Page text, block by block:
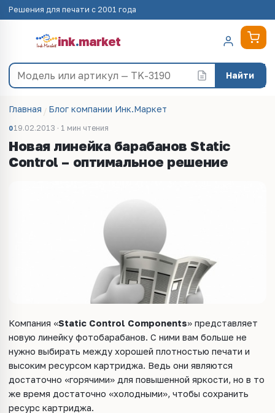
Решения для печати с 2001 года
ink.market
Найти
Главная Блог компании Инк.Маркет
019.02.2013 · 1 мин чтения
Новая линейка барабанов Static
Control – оптимальное решение
Компания «Static Control Components» представляет
новую линейку фотобарабанов. С ними вам больше не
нужно выбирать между хорошей плотностью печати и
высоким ресурсом картриджа. Ведь они являются
достаточно «горячими» для повышенной яркости, но в то
же время достаточно «холодными», чтобы сохранить
ресурс картриджа.